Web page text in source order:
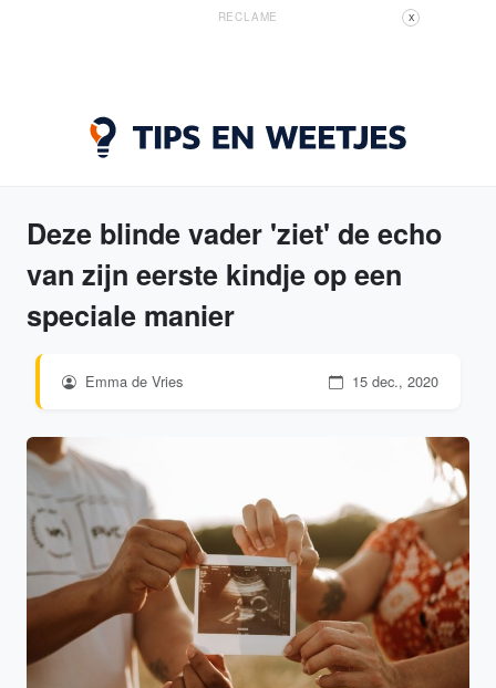
RECLAME X
Deze blinde vader 'ziet' de echo
van zijn eerste kindje op een
speciale manier
Emma de Vries 15 dec., 2020